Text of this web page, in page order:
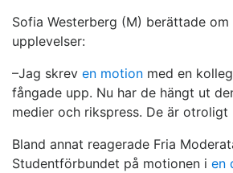
Sofia Westerberg (M) berättade om
upplevelser:
–Jag skrev en motion med en
fångade upp. Nu har de hängt ut
medier och rikspress. De är otroligt
Bland annat reagerade Fria
Studentförbundet på motionen i en